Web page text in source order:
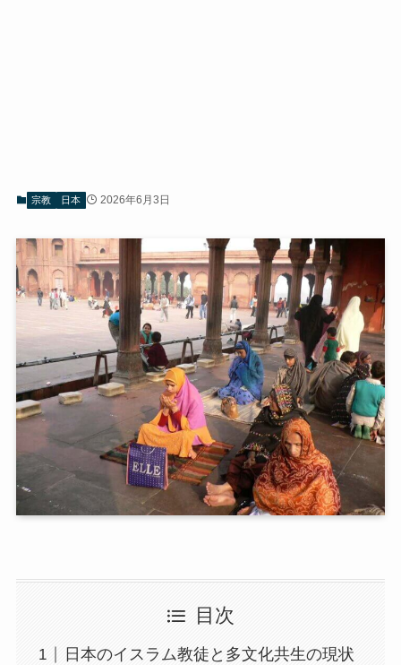
宗教 日本 2026年6月3日
目次
日本のイスラム教徒と多文化共生の現状